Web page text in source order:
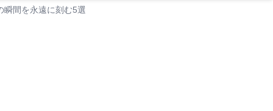
瞬間を永遠に刻む5選